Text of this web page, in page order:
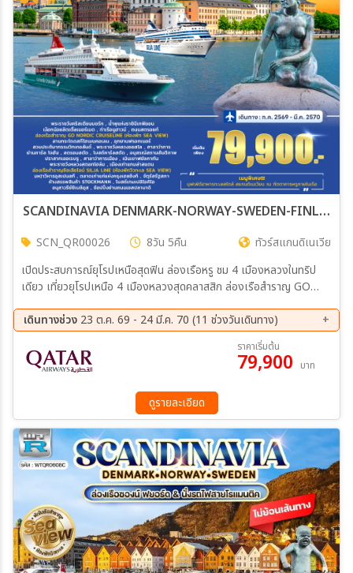
SCANDINAVIA DENMARK-NORWAY-SWEDEN-FINLAND พักบนเรือ Go Nordic & Silja Line 8วัน 5คืน (QR)
SCN_QR00026 8วัน 5คืน
ทัวร์สแกนดิเนเวีย
เปิดประสบการณ์ยุโรปเหนือสุดฟิน ล่องเรือหรู ชม 4 เมืองหลวงในทริป
เดียว เที่ยวยุโรปเหนือ 4 เมืองหลวงสุดคลาสสิก ล่องเรือสำราญ GO
นอร์เวย์ สวีเดน ฟินแลนด์ เช็กอินเมืองเก่าสุดโรแมนติก พร้อมช้อปปิ้งจุใจ
บุฟเฟต์อาหารทะเลสไตล์สแกนดิเนเวียนบนเรือ
เดินทางช่วง 23 ต.ค. 69 - 24 มี.ค. 70 (11 ช่วงวันเดินทาง)
22 ก.ย. 69 - 29 ก.ย. 69
13 ต.ค. 69 - 20 ต.ค. 69
20 ต.ค. 69 - 27 ต.ค. 69
17 พ.ย. 69 - 24 พ.ย. 69
01 ธ.ค. 69 - 08 ธ.ค. 69
19 ม.ค. 70 - 26 ม.ค. 70
09 มี.ค 70 - 16 มี.ค 70
17 มี.ค 70 - 24 มี.ค 70
ราคาเริ่มต้น
79,900 บาท
ดูรายละเอียด